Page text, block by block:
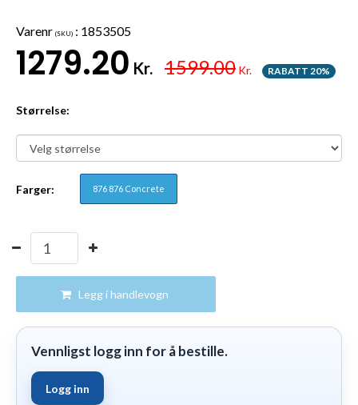
Varenr (SKU) : 1853505
1279.20 Kr. 1599.00 Kr. RABATT 20%
Størrelse:
Farger: 876 876 Concrete
Legg i handlevogn
Vennligst logg inn for å bestille.
Logg inn